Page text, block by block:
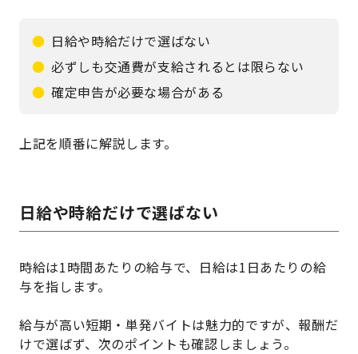
日給や時給だけで選ばない
必ずしも交通費が支給されるとは限らない
確定申告が必要な場合がある
上記を順番に解説します。
日給や時給だけで選ばない
時給は1時間あたりの給与で、日給は1日あたりの給
与を指します。
給与が高い短期・単発バイトは魅力的ですが、報酬だ
けで選ばず、次のポイントも確認しましょう。